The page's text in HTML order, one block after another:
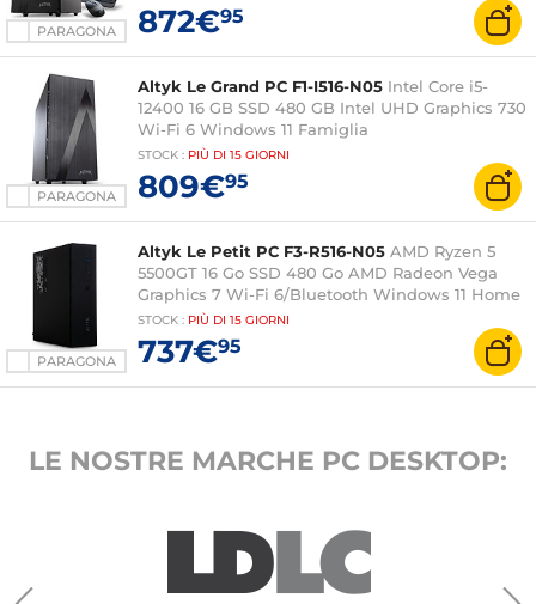
PARAGONA 872€95
PARAGONA
Altyk Le Grand PC F1-I516-N05 Intel Core i5-
12400 16 GB SSD 480 GB Intel UHD Graphics 730
Wi-Fi 6 Windows 11 Famiglia
STOCK : PIÙ DI 15 GIORNI
809€95
PARAGONA
Altyk Le Petit PC F3-R516-N05 AMD Ryzen 5
5500GT 16 Go SSD 480 Go AMD Radeon Vega
Graphics 7 Wi-Fi 6/Bluetooth Windows 11 Home
STOCK : PIÙ DI 15 GIORNI
737€95
LE NOSTRE MARCHE PC DESKTOP: